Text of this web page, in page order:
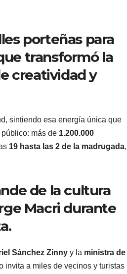
porteñas para
transformó la
creatividad y
sintiendo esa energía única que
más de 1.200.000
19 hasta las 2 de la madrugada,
de la cultura
Macri durante
Sánchez Zinny y la ministra de
invita a miles de vecinos y turistas